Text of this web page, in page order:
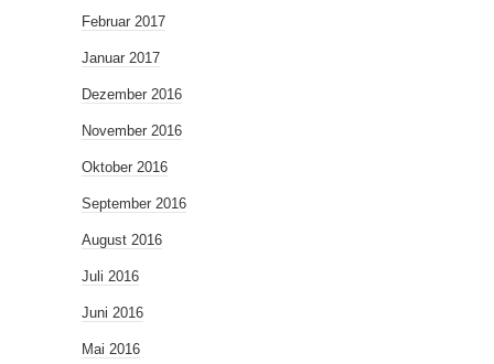
Februar 2017
Januar 2017
Dezember 2016
November 2016
Oktober 2016
September 2016
August 2016
Juli 2016
Juni 2016
Mai 2016